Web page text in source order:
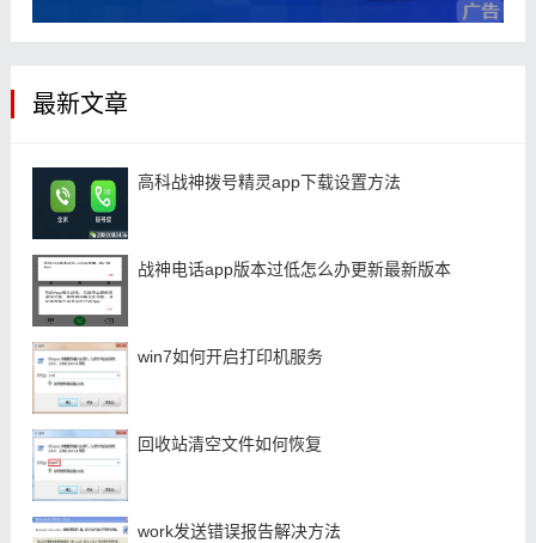
最新文章
高科战神拨号精灵app下载设置方法
战神电话app版本过低怎么办更新最新版本
win7如何开启打印机服务
回收站清空文件如何恢复
work发送错误报告解决方法